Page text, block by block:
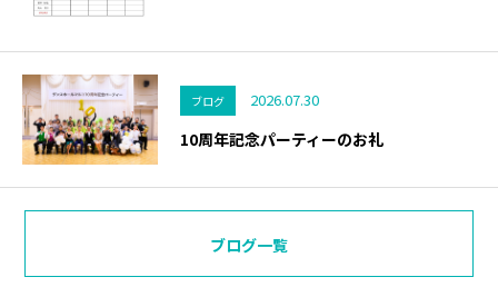
ブログ 2026.07.30
10周年記念パーティーのお礼
ブログ一覧